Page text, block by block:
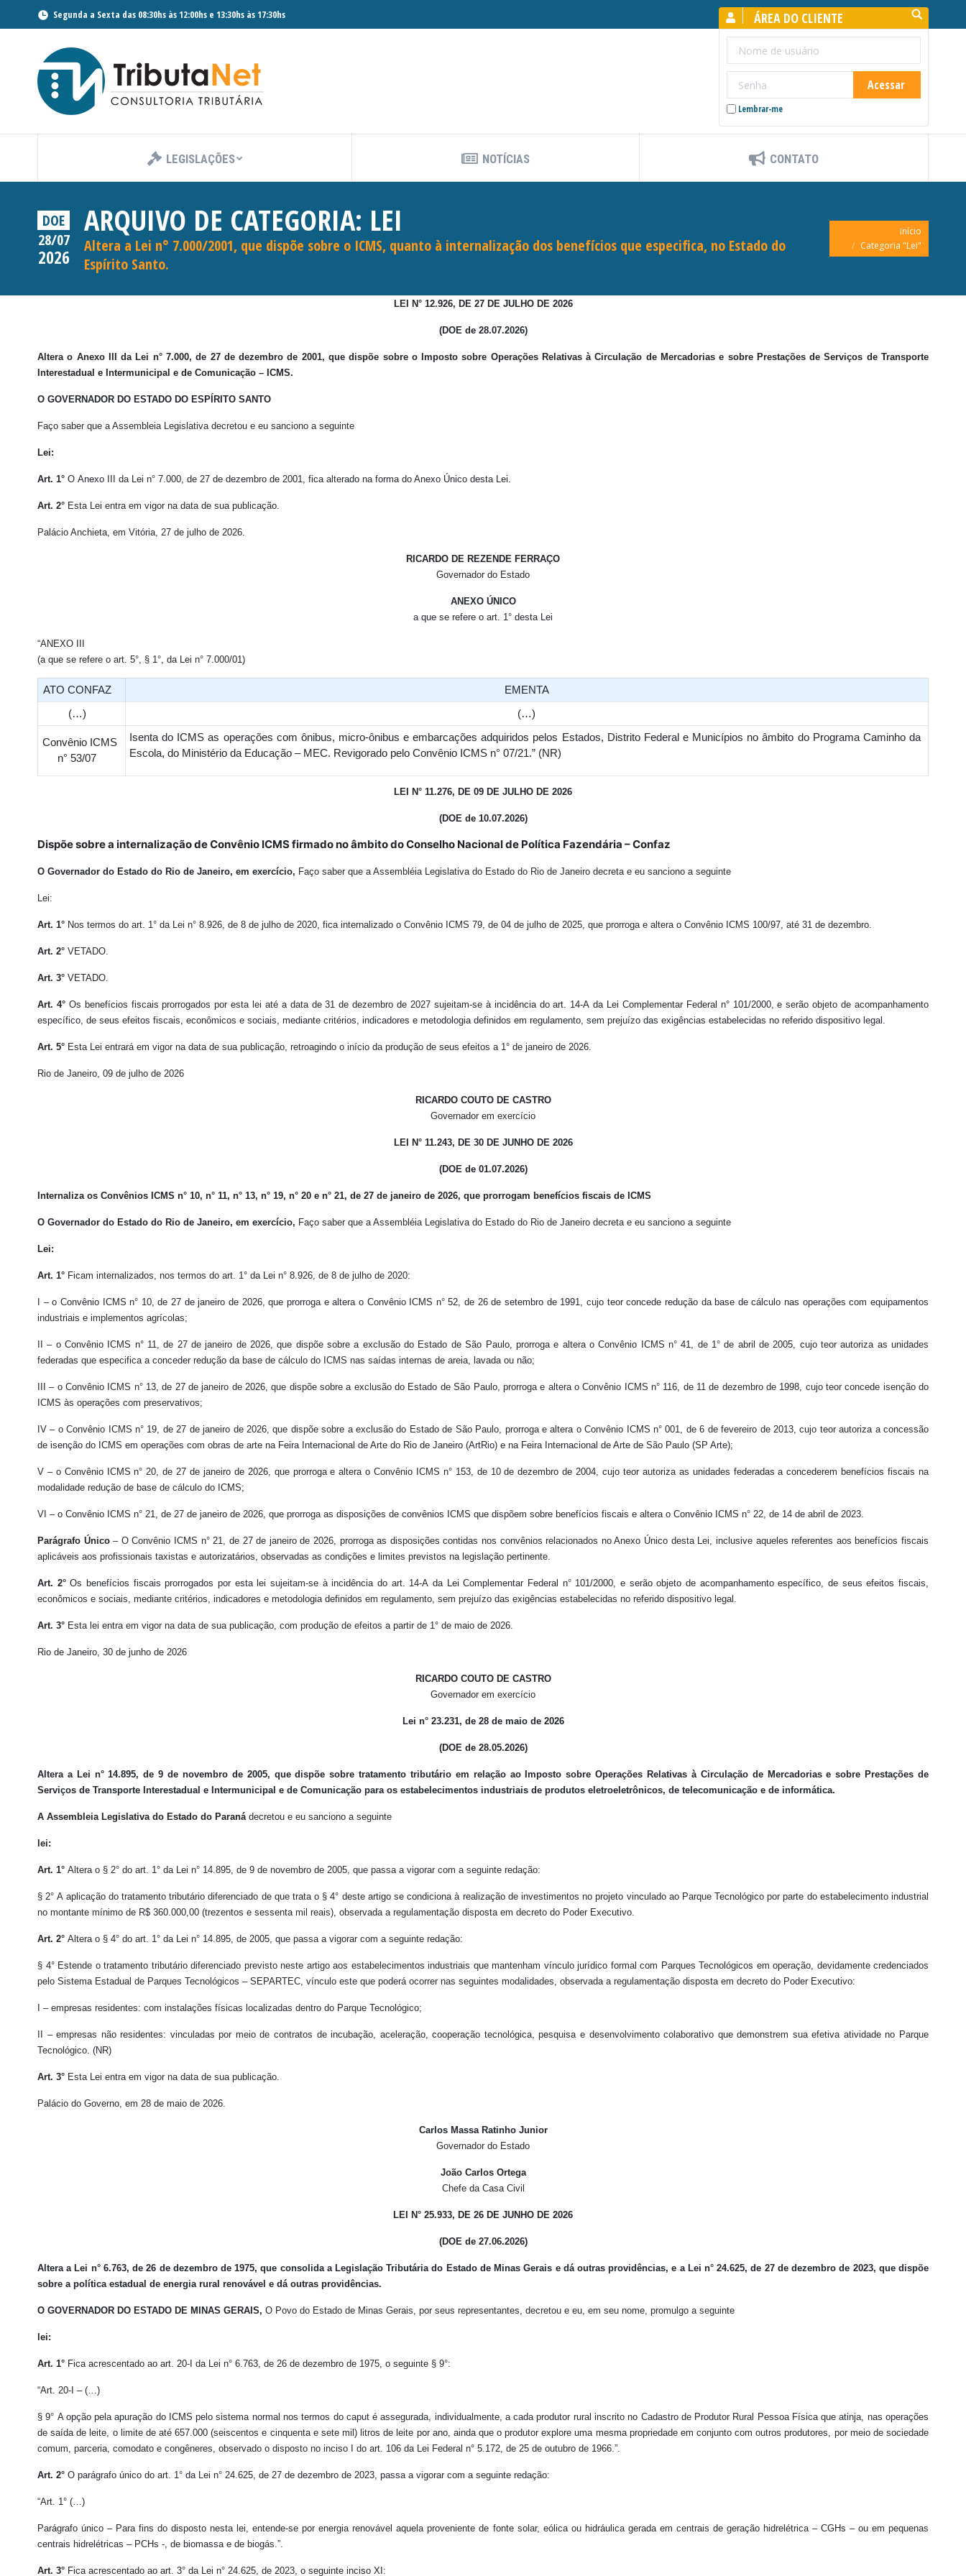
Segunda a Sexta das 08:30hs às 12:00hs e 13:30hs às 17:30hs Search:
ÁREA DO CLIENTE
Lembrar-me
LEGISLAÇÕES NOTÍCIAS CONTATO
DOE
28/07
2026
ARQUIVO DE CATEGORIA: LEI
Altera a Lei n° 7.000/2001, que dispõe sobre o ICMS, quanto à internalização dos benefícios que especifica, no Estado do
Espírito Santo.
Você está aqui:
Início
Categoria "Lei"
LEI N° 12.926, DE 27 DE JULHO DE 2026
(DOE de 28.07.2026)
Altera o Anexo III da Lei n° 7.000, de 27 de dezembro de 2001, que dispõe sobre o Imposto sobre Operações Relativas à Circulação de Mercadorias e sobre Prestações de Serviços de Transporte
Interestadual e Intermunicipal e de Comunicação – ICMS.
O GOVERNADOR DO ESTADO DO ESPÍRITO SANTO
Faço saber que a Assembleia Legislativa decretou e eu sanciono a seguinte
Lei:
Art. 1° O Anexo III da Lei n° 7.000, de 27 de dezembro de 2001, fica alterado na forma do Anexo Único desta Lei.
Art. 2° Esta Lei entra em vigor na data de sua publicação.
Palácio Anchieta, em Vitória, 27 de julho de 2026.
RICARDO DE REZENDE FERRAÇO
Governador do Estado
ANEXO ÚNICO
a que se refere o art. 1° desta Lei
“ANEXO III
(a que se refere o art. 5°, § 1°, da Lei n° 7.000/01)
ATO CONFAZ
EMENTA
(…)
(…)
Convênio ICMS
n° 53/07
Isenta do ICMS as operações com ônibus, micro-ônibus e embarcações adquiridos pelos Estados, Distrito Federal e Municípios no âmbito do Programa Caminho da
Escola, do Ministério da Educação – MEC. Revigorado pelo Convênio ICMS n° 07/21.” (NR)
LEI N° 11.276, DE 09 DE JULHO DE 2026
(DOE de 10.07.2026)
Dispõe sobre a internalização de Convênio ICMS firmado no âmbito do Conselho Nacional de Política Fazendária – Confaz
O Governador do Estado do Rio de Janeiro, em exercício, Faço saber que a Assembléia Legislativa do Estado do Rio de Janeiro decreta e eu sanciono a seguinte
Lei:
Art. 1° Nos termos do art. 1° da Lei n° 8.926, de 8 de julho de 2020, fica internalizado o Convênio ICMS 79, de 04 de julho de 2025, que prorroga e altera o Convênio ICMS 100/97, até 31 de dezembro.
Art. 2° VETADO.
Art. 3° VETADO.
Art. 4°Os benefícios fiscais prorrogados por esta lei até a data de 31 de dezembro de 2027 sujeitam-se à incidência do art. 14-A da Lei Complementar Federal n° 101/2000, e serão objeto de acompanhamento
específico, de seus efeitos fiscais, econômicos e sociais, mediante critérios, indicadores e metodologia definidos em regulamento, sem prejuízo das exigências estabelecidas no referido dispositivo legal.
Art. 5° Esta Lei entrará em vigor na data de sua publicação, retroagindo o início da produção de seus efeitos a 1° de janeiro de 2026.
Rio de Janeiro, 09 de julho de 2026
RICARDO COUTO DE CASTRO
Governador em exercício
LEI N° 11.243, DE 30 DE JUNHO DE 2026
(DOE de 01.07.2026)
Internaliza os Convênios ICMS n° 10, n° 11, n° 13, n° 19, n° 20 e n° 21, de 27 de janeiro de 2026, que prorrogam benefícios fiscais de ICMS
O Governador do Estado do Rio de Janeiro, em exercício, Faço saber que a Assembléia Legislativa do Estado do Rio de Janeiro decreta e eu sanciono a seguinte
Lei:
Art. 1° Ficam internalizados, nos termos do art. 1° da Lei n° 8.926, de 8 de julho de 2020:
I – o Convênio ICMS n° 10, de 27 de janeiro de 2026, que prorroga e altera o Convênio ICMS n° 52, de 26 de setembro de 1991, cujo teor concede redução da base de cálculo nas operações com equipamentos
industriais e implementos agrícolas;
II – o Convênio ICMS n° 11, de 27 de janeiro de 2026, que dispõe sobre a exclusão do Estado de São Paulo, prorroga e altera o Convênio ICMS n° 41, de 1° de abril de 2005, cujo teor autoriza as unidades
federadas que especifica a conceder redução da base de cálculo do ICMS nas saídas internas de areia, lavada ou não;
III – o Convênio ICMS n° 13, de 27 de janeiro de 2026, que dispõe sobre a exclusão do Estado de São Paulo, prorroga e altera o Convênio ICMS n° 116, de 11 de dezembro de 1998, cujo teor concede isenção do
ICMS às operações com preservativos;
IV – o Convênio ICMS n° 19, de 27 de janeiro de 2026, que dispõe sobre a exclusão do Estado de São Paulo, prorroga e altera o Convênio ICMS n° 001, de 6 de fevereiro de 2013, cujo teor autoriza a concessão
de isenção do ICMS em operações com obras de arte na Feira Internacional de Arte do Rio de Janeiro (ArtRio) e na Feira Internacional de Arte de São Paulo (SP Arte);
V – o Convênio ICMS n° 20, de 27 de janeiro de 2026, que prorroga e altera o Convênio ICMS n° 153, de 10 de dezembro de 2004, cujo teor autoriza as unidades federadas a concederem benefícios fiscais na
modalidade redução de base de cálculo do ICMS;
VI – o Convênio ICMS n° 21, de 27 de janeiro de 2026, que prorroga as disposições de convênios ICMS que dispõem sobre benefícios fiscais e altera o Convênio ICMS n° 22, de 14 de abril de 2023.
Parágrafo Único– O Convênio ICMS n° 21, de 27 de janeiro de 2026, prorroga as disposições contidas nos convênios relacionados no Anexo Único desta Lei, inclusive aqueles referentes aos benefícios fiscais
aplicáveis aos profissionais taxistas e autorizatários, observadas as condições e limites previstos na legislação pertinente.
Art. 2°Os benefícios fiscais prorrogados por esta lei sujeitam-se à incidência do art. 14-A da Lei Complementar Federal n° 101/2000, e serão objeto de acompanhamento específico, de seus efeitos fiscais,
econômicos e sociais, mediante critérios, indicadores e metodologia definidos em regulamento, sem prejuízo das exigências estabelecidas no referido dispositivo legal.
Art. 3° Esta lei entra em vigor na data de sua publicação, com produção de efeitos a partir de 1° de maio de 2026.
Rio de Janeiro, 30 de junho de 2026
RICARDO COUTO DE CASTRO
Governador em exercício
Lei n° 23.231, de 28 de maio de 2026
(DOE de 28.05.2026)
Altera a Lei n° 14.895, de 9 de novembro de 2005, que dispõe sobre tratamento tributário em relação ao Imposto sobre Operações Relativas à Circulação de Mercadorias e sobre Prestações de
Serviços de Transporte Interestadual e Intermunicipal e de Comunicação para os estabelecimentos industriais de produtos eletroeletrônicos, de telecomunicação e de informática.
A Assembleia Legislativa do Estado do Paraná decretou e eu sanciono a seguinte
lei:
Art. 1° Altera o § 2° do art. 1° da Lei n° 14.895, de 9 de novembro de 2005, que passa a vigorar com a seguinte redação:
§ 2° A aplicação do tratamento tributário diferenciado de que trata o § 4° deste artigo se condiciona à realização de investimentos no projeto vinculado ao Parque Tecnológico por parte do estabelecimento industrial
no montante mínimo de R$ 360.000,00 (trezentos e sessenta mil reais), observada a regulamentação disposta em decreto do Poder Executivo.
Art. 2° Altera o § 4° do art. 1° da Lei n° 14.895, de 2005, que passa a vigorar com a seguinte redação:
§ 4° Estende o tratamento tributário diferenciado previsto neste artigo aos estabelecimentos industriais que mantenham vínculo jurídico formal com Parques Tecnológicos em operação, devidamente credenciados
pelo Sistema Estadual de Parques Tecnológicos – SEPARTEC, vínculo este que poderá ocorrer nas seguintes modalidades, observada a regulamentação disposta em decreto do Poder Executivo:
I – empresas residentes: com instalações físicas localizadas dentro do Parque Tecnológico;
II – empresas não residentes: vinculadas por meio de contratos de incubação, aceleração, cooperação tecnológica, pesquisa e desenvolvimento colaborativo que demonstrem sua efetiva atividade no Parque
Tecnológico. (NR)
Art. 3° Esta Lei entra em vigor na data de sua publicação.
Palácio do Governo, em 28 de maio de 2026.
Carlos Massa Ratinho Junior
Governador do Estado
João Carlos Ortega
Chefe da Casa Civil
LEI N° 25.933, DE 26 DE JUNHO DE 2026
(DOE de 27.06.2026)
Altera a Lei n° 6.763, de 26 de dezembro de 1975, que consolida a Legislação Tributária do Estado de Minas Gerais e dá outras providências, e a Lei n° 24.625, de 27 de dezembro de 2023, que dispõe
sobre a política estadual de energia rural renovável e dá outras providências.
O GOVERNADOR DO ESTADO DE MINAS GERAIS, O Povo do Estado de Minas Gerais, por seus representantes, decretou e eu, em seu nome, promulgo a seguinte
lei:
Art. 1° Fica acrescentado ao art. 20-I da Lei n° 6.763, de 26 de dezembro de 1975, o seguinte § 9°:
“Art. 20-I – (…)
§ 9° A opção pela apuração do ICMS pelo sistema normal nos termos do caput é assegurada, individualmente, a cada produtor rural inscrito no Cadastro de Produtor Rural Pessoa Física que atinja, nas operações
de saída de leite, o limite de até 657.000 (seiscentos e cinquenta e sete mil) litros de leite por ano, ainda que o produtor explore uma mesma propriedade em conjunto com outros produtores, por meio de sociedade
comum, parceria, comodato e congêneres, observado o disposto no inciso I do art. 106 da Lei Federal n° 5.172, de 25 de outubro de 1966.”.
Art. 2° O parágrafo único do art. 1° da Lei n° 24.625, de 27 de dezembro de 2023, passa a vigorar com a seguinte redação:
“Art. 1° (…)
Parágrafo único – Para fins do disposto nesta lei, entende-se por energia renovável aquela proveniente de fonte solar, eólica ou hidráulica gerada em centrais de geração hidrelétrica – CGHs – ou em pequenas
centrais hidrelétricas – PCHs -, de biomassa e de biogás.”.
Art. 3° Fica acrescentado ao art. 3° da Lei n° 24.625, de 2023, o seguinte inciso XI: